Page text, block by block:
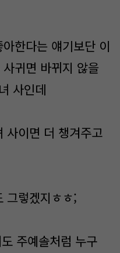
한다는 얘기보단 이
귀면 바뀌지 않을
사인데
사이면 더 챙겨주고
그렇겠지ㅎㅎ;
주예솔처럼 누구